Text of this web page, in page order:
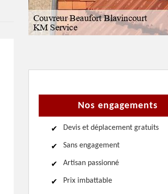
Nos engagements
Devis et déplacement gratuits
Sans engagement
Artisan passionné
Prix imbattable